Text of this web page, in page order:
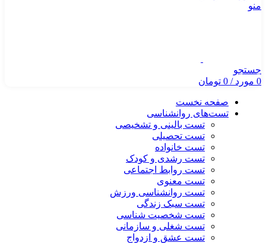
منو
جستجو
0 مورد/
0 تومان
صفحه نخست
تست‌های روانشناسی
تست بالینی و تشخیصی
تست تحصیلی
تست خانواده
تست رشدی و کودک
تست روابط اجتماعی
تست معنوی
تست روانشناسی ورزش
تست سبک زندگی
تست شخصیت شناسی
تست شغلی و سازمانی
تست عشق و ازدواج